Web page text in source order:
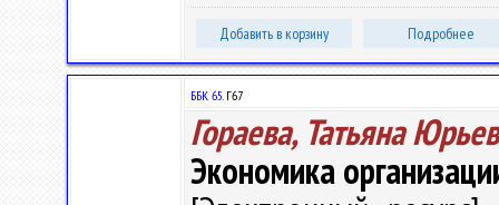
Добавить в корзину Подробнее
ББК 65.Г67
Гораева, Татьяна
Экономика